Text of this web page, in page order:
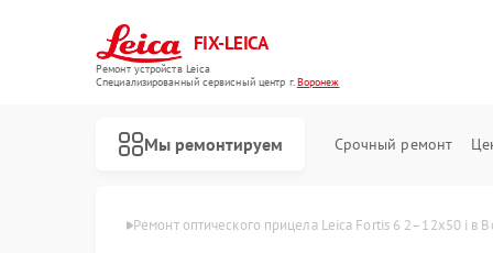
FIX-LEICA
Ремонт устройств Leica
Специализированный cервисный центр г.Воронеж
Мы ремонтируем Срочный ремонт
Leica в Воронеже Ремонт оптического прицела Leica Fortis 6 2–12x50 i в